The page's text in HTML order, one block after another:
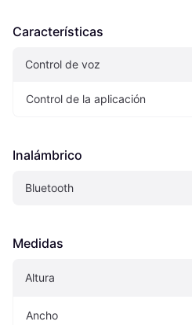
Características
Control de voz
Control de la aplicación
Inalámbrico
Bluetooth
Medidas
Altura
Ancho